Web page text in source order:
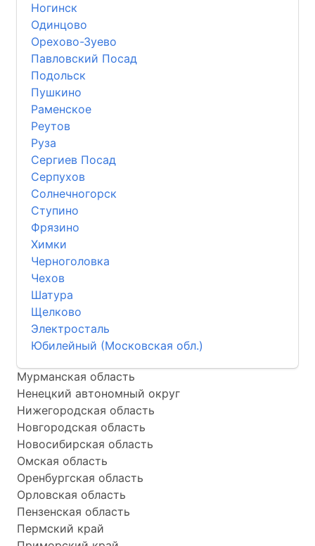
Ногинск
Одинцово
Орехово-Зуево
Павловский Посад
Подольск
Пушкино
Раменское
Реутов
Руза
Сергиев Посад
Серпухов
Солнечногорск
Ступино
Фрязино
Химки
Черноголовка
Чехов
Шатура
Щелково
Электросталь
Юбилейный (Московская обл.)
Мурманская область
Ненецкий автономный округ
Нижегородская область
Новгородская область
Новосибирская область
Омская область
Оренбургская область
Орловская область
Пензенская область
Пермский край